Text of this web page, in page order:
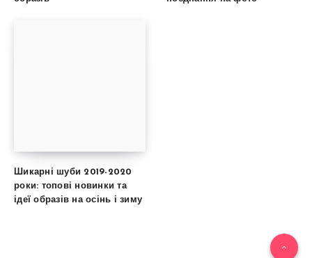
Шикарні шуби 2019-2020
роки: топові новинки та
ідеї образів на осінь і зиму